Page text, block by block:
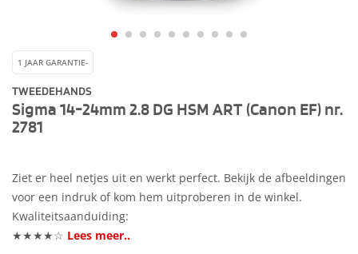
1 JAAR GARANTIE-
TWEEDEHANDS
Sigma 14-24mm 2.8 DG HSM ART (Canon EF) nr.
2781
Ziet er heel netjes uit en werkt perfect. Bekijk de afbeeldingen
voor een indruk of kom hem uitproberen in de winkel.
Kwaliteitsaanduiding:
★★★★☆ Lees meer..